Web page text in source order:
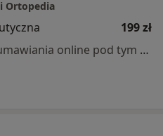
i Ortopedia
199 zł
Specjalista nie oferuje umawiania online pod tym adresem.